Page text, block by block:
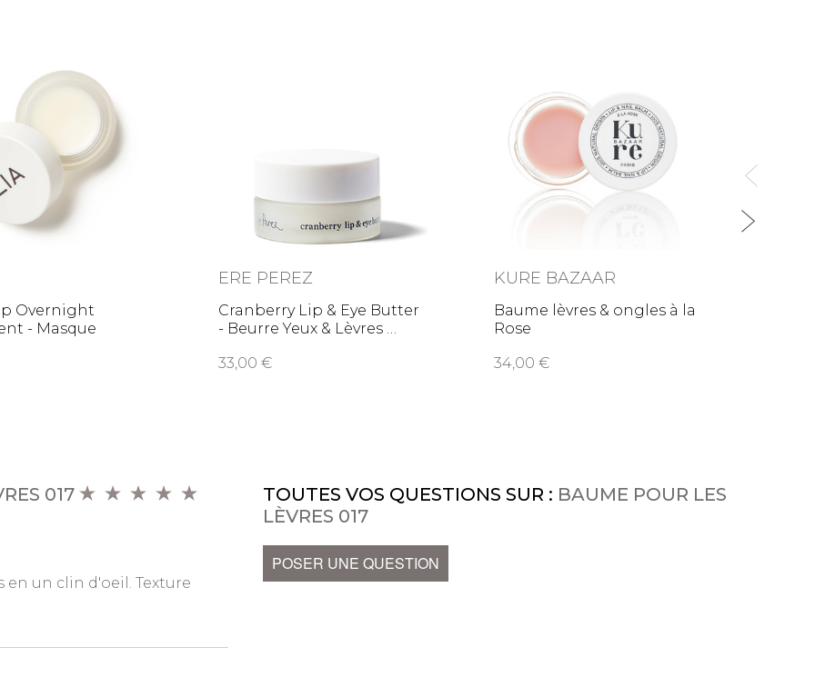
Overnight
- Masque
ERE PEREZ
Cranberry Lip & Eye Butter
- Beurre Yeux & Lèvres
33,00
KURE BAZAAR
Baume lèvres & ongles à la
Rose
34,00
017
en un clin d'oeil. Texture
TOUTES VOS QUESTIONS SUR : BAUME POUR LES
LÈVRES 017
POSER UNE QUESTION